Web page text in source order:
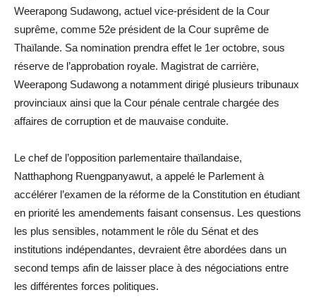
Weerapong Sudawong, actuel vice-président de la Cour
suprême, comme 52e président de la Cour suprême de
Thaïlande. Sa nomination prendra effet le 1er octobre, sous
réserve de l’approbation royale. Magistrat de carrière,
Weerapong Sudawong a notamment dirigé plusieurs tribunaux
provinciaux ainsi que la Cour pénale centrale chargée des
affaires de corruption et de mauvaise conduite.
Le chef de l’opposition parlementaire thaïlandaise,
Natthaphong Ruengpanyawut, a appelé le Parlement à
accélérer l’examen de la réforme de la Constitution en étudiant
en priorité les amendements faisant consensus. Les questions
les plus sensibles, notamment le rôle du Sénat et des
institutions indépendantes, devraient être abordées dans un
second temps afin de laisser place à des négociations entre
les différentes forces politiques.